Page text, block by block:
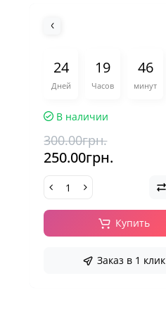
24
Дней
19
Часов
46
минут
В наличии
300.00грн.
250.00грн.
Купить
Заказ в 1 клик